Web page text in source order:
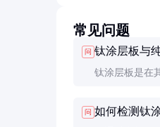
常见问题
问 钛涂层板与
钛涂层板是在
均匀但价格较
问 如何检测钛